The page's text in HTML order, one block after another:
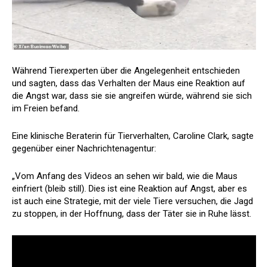
Während Tierexperten über die Angelegenheit entschieden
und sagten, dass das Verhalten der Maus eine Reaktion auf
die Angst war, dass sie sie angreifen würde, während sie sich
im Freien befand.
Eine klinische Beraterin für Tierverhalten, Caroline Clark, sagte
gegenüber einer Nachrichtenagentur:
„Vom Anfang des Videos an sehen wir bald, wie die Maus
einfriert (bleib still). Dies ist eine Reaktion auf Angst, aber es
ist auch eine Strategie, mit der viele Tiere versuchen, die Jagd
zu stoppen, in der Hoffnung, dass der Täter sie in Ruhe lässt.